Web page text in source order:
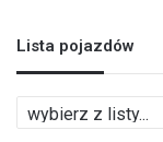
Lista pojazdów
i